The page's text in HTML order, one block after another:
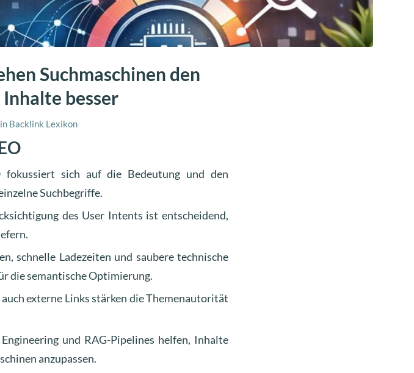
Suchmaschinen den
besser
in Backlink Lexikon
fokussiert sich auf die Bedeutung und den
Suchbegriffe.
des User Intents ist entscheidend,
schnelle Ladezeiten und saubere technische
die semantische Optimierung.
externe Links stärken die Themenautorität
und RAG-Pipelines helfen, Inhalte
anzupassen.